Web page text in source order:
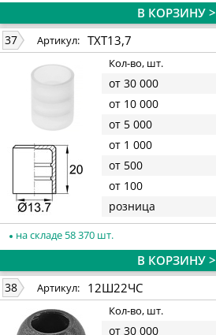
В КОРЗИНУ >
37 Артикул: TXT13,7
Кол-во, шт.
от 30 000
от 10 000
от 5 000
от 1 000
от 500
от 100
розница
на складе 58 370 шт.
В КОРЗИНУ >
38 Артикул: 12Ш22ЧС
Кол-во, шт.
от 30 000